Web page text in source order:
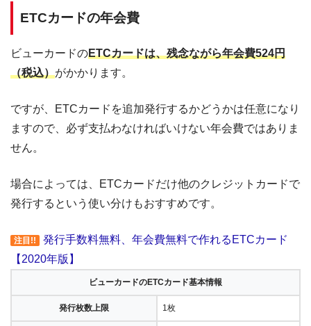
ETCカードの年会費
ビューカードのETCカードは、残念ながら年会費524円
（税込）がかかります。
ですが、ETCカードを追加発行するかどうかは任意になり
ますので、必ず支払わなければいけない年会費ではありま
せん。
場合によっては、ETCカードだけ他のクレジットカードで
発行するという使い分けもおすすめです。
注目!!
発行手数料無料、年会費無料で作れるETCカード
【2020年版】
ビューカードのETCカード基本情報
発行枚数上限 1枚